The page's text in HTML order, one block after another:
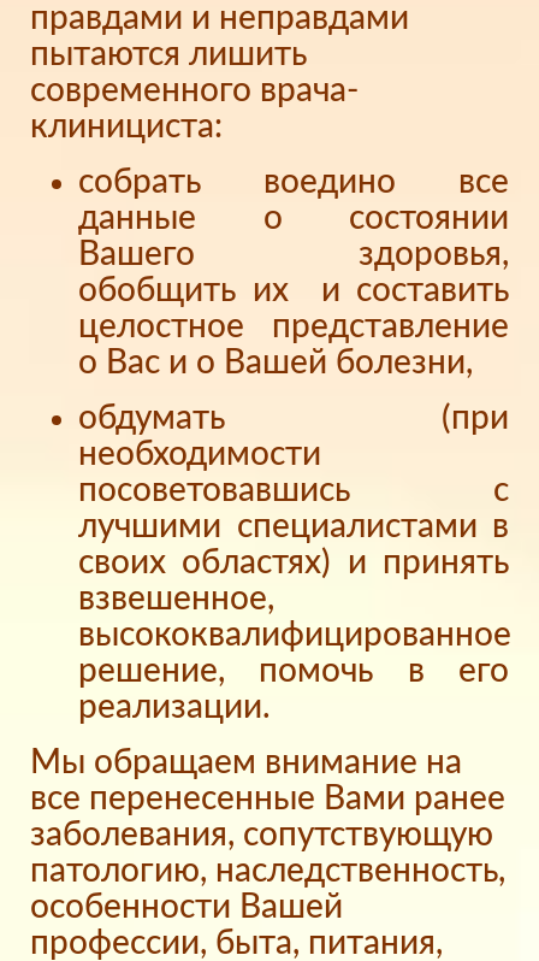
правдами и неправдами
пытаются лишить
современного врача-
клинициста:
собрать воедино все
данные о состоянии
Вашего здоровья,
обобщить их и составить
целостное представление
о Вас и о Вашей болезни,
обдумать (при
необходимости
посоветовавшись с
лучшими специалистами в
своих областях) и принять
взвешенное,
высококвалифицированное
решение, помочь в его
реализации.
Мы обращаем внимание на
все перенесенные Вами ранее
заболевания, сопутствующую
патологию, наследственность,
особенности Вашей
профессии, быта, питания,